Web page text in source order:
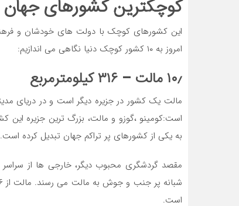
کوچکترین کشورهای جهان
این کشورهای کوچک با دولت های خودشان و
امروز به ۱۰ کشور کوچک دنیا نگاهی می اندازیم:
۱۰٫ مالت – ۳۱۶ کیلومترمربع
مالت یک کشور در جزیره دیگر است و در دریای
به یکی از کشورهای پر تراکم جهان تبدیل کرده است.
مقصد گردشگری محبوب دیگر، خارجی ها از
است.